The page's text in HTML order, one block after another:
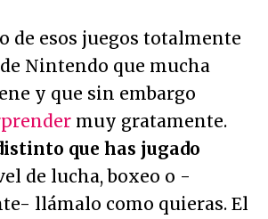
de esos juegos totalmente
Nintendo que mucha
y que sin embargo
muy gratamente.
que has jugado
de lucha, boxeo o -
llámalo como quieras. El